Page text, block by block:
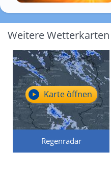
Weitere Wetterkarten
Regenradar
Karte öffnen